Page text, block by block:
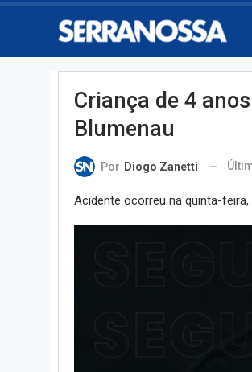
Criança de 4
Blumenau
Por Diogo Zanetti
Acidente ocorreu na quinta-feira,